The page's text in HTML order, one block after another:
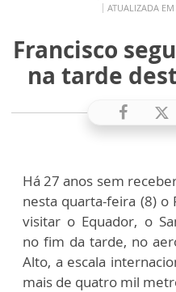
ATUALIZADA
Francisco
na tarde
Há 27 anos sem
nesta quarta-feira (8) o
visitar o Equador, o
no fim da tarde, no
Alto, a escala
mais de quatro mil